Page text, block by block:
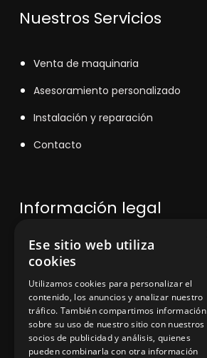
Nuestros Servicios
Venta de maquinaria
Asesoramiento personalizado
Instalación y reparación
Contacto
Información legal
Política de privacidad
Aviso legal
App Zine Hostelería
Ese sitio web utiliza
cookies
Utilizamos cookies para personalizar el
contenido, los anuncios y analizar nuestro
tráfico. También compartimos información
sobre su uso de nuestro sitio con nuestros
socios de publicidad y análisis, quienes
pueden combinarla con otra información